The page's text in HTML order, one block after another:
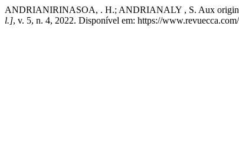
ANDRIANIRINASOA, . H.; ANDRIANALY , S. Aux origines
l.], v. 5, n. 4, 2022. Disponível em: https://